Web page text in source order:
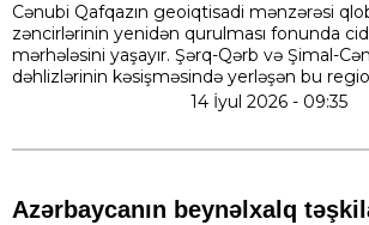
Cənubi Qafqazın geoiqtisadi mənzərəsi
zəncirlərinin yenidən qurulması fonunda
mərhələsini yaşayır. Şərq-Qərb və Şimal-
dəhlizlərinin kəsişməsində yerləşən bu
14 İyul 2026 - 09:35
Azərbaycanın beynəlxalq